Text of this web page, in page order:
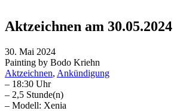
Aktzeichnen am 30.05.2024
30. Mai 2024
Painting by Bodo Kriehn
Aktzeichnen, Ankündigung
– 18:30 Uhr
– 2,5 Stunde(n)
– Modell: Xenia